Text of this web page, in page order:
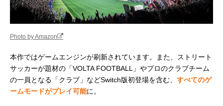
Photo by Amazon
本作ではゲームエンジンが刷新されています。また、ストリート
サッカーが題材の「VOLTA FOOTBALL」やプロのクラブチーム
の一員となる「クラブ」などSwitch版初登場を含む、 すべてのゲ
ームモードがプレイ可能に。